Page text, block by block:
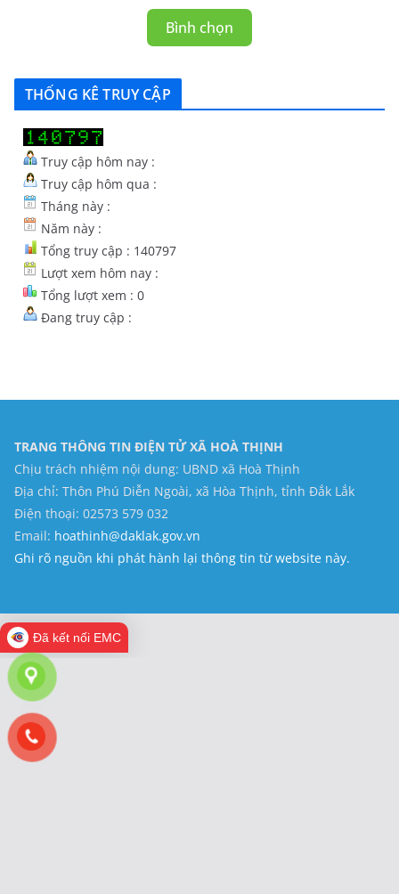
Bình chọn
THỐNG KÊ TRUY CẬP
Truy cập hôm nay :
Truy cập hôm qua :
Tháng này :
Năm này :
Tổng truy cập : 140797
Lượt xem hôm nay :
Tổng lượt xem : 0
Đang truy cập :
TRANG THÔNG TIN ĐIỆN TỬ XÃ HOÀ THỊNH
Chịu trách nhiệm nội dung: UBND xã Hoà Thịnh
Địa chỉ: Thôn Phú Diễn Ngoài, xã Hòa Thịnh, tỉnh Đắk Lắk
Điện thoại: 02573 579 032
Email: hoathinh@daklak.gov.vn
Ghi rõ nguồn khi phát hành lại thông tin từ website này.
Đã kết nối EMC